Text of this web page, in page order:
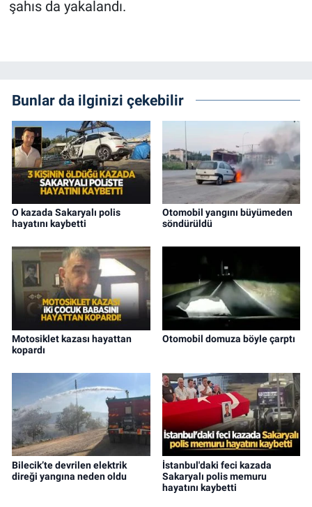
şahıs da yakalandı.
Bunlar da ilginizi çekebilir
O kazada Sakaryalı polis
hayatını kaybetti
Otomobil yangını büyümeden
söndürüldü
Motosiklet kazası hayattan
kopardı
Otomobil domuza böyle çarptı
Bilecik’te devrilen elektrik
direği yangına neden oldu
İstanbul'daki feci kazada
Sakaryalı polis memuru
hayatını kaybetti